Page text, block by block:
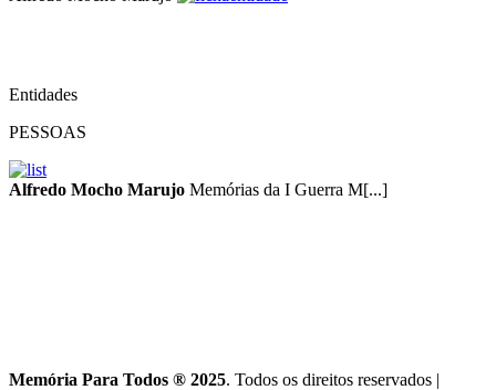
Entidades
PESSOAS
Alfredo Mocho Marujo Memórias da I Guerra M[...]
Memória Para Todos ® 2025. Todos os direitos reservados |